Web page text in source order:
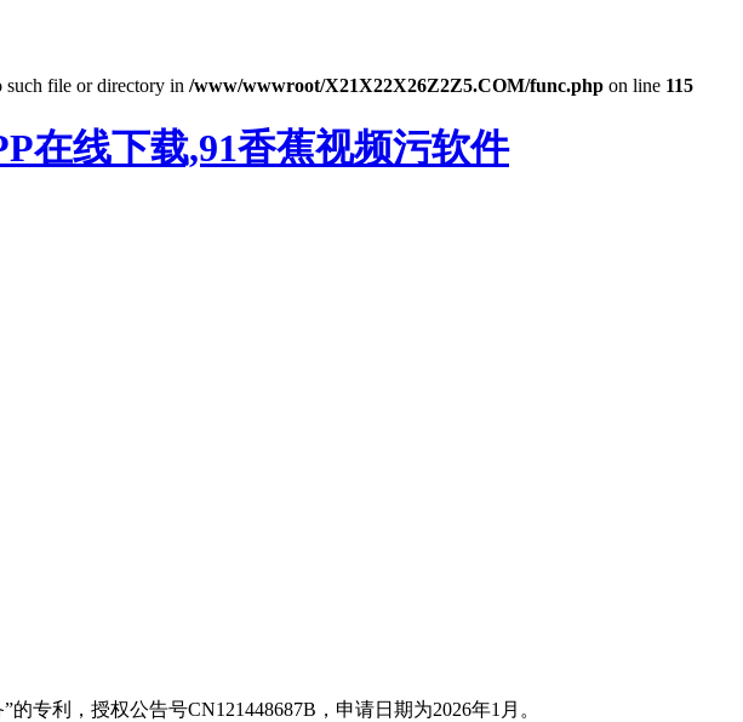
such file or directory in /www/wwwroot/X21X22X26Z2Z5.COM/func.php on line 115
在线下载,91香蕉视频污软件
专利，授权公告号CN121448687B，申请日期为2026年1月。